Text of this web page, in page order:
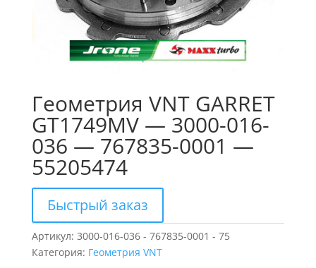
Геометрия VNT GARRET
GT1749MV — 3000-016-
036 — 767835-0001 —
55205474
Быстрый заказ
Артикул: 3000-016-036 - 767835-0001 - 75
Категория: Геометрия VNT